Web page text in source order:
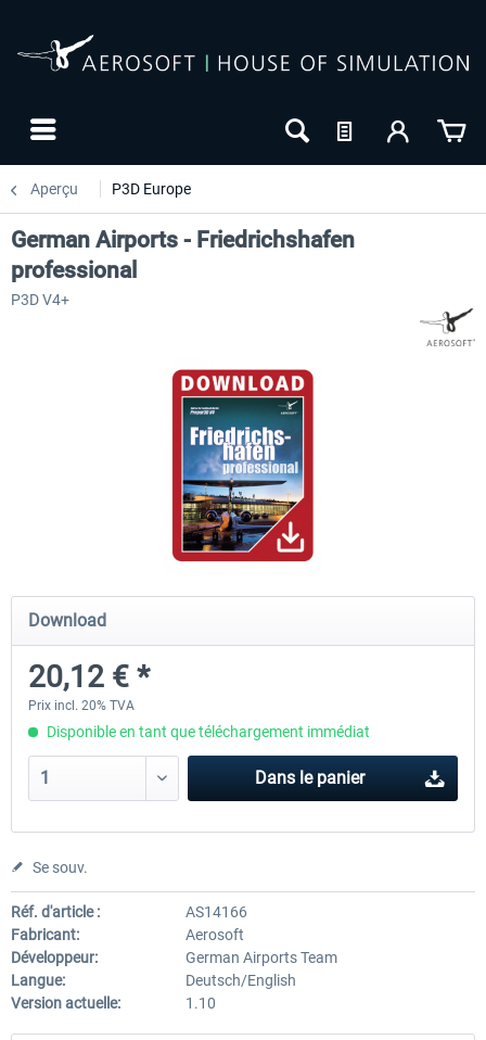
Aperçu P3D Europe
German Airports - Friedrichshafen
professional
P3D V4+
Download
20,12 € *
Prix incl. 20% TVA
Disponible en tant que téléchargement immédiat
Dans le panier
Se souv.
Réf. d'article :
AS14166
Fabricant:
Aerosoft
Développeur:
German Airports Team
Langue:
Deutsch/English
Version actuelle:
1.10